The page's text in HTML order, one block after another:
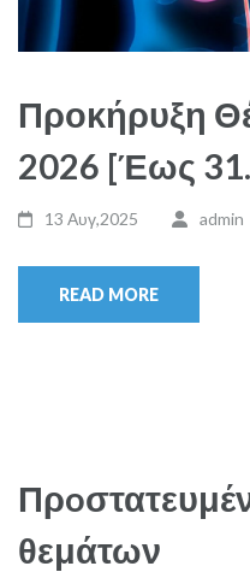
Προκήρυξη
2026 [Έως
13 Αυγ,2025 admin
READ MORE
θεμάτων